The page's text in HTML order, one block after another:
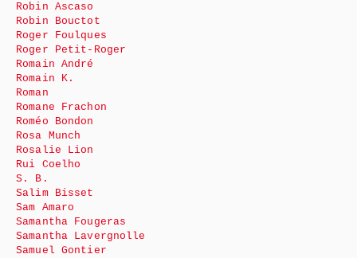
Robin Ascaso
Robin Bouctot
Roger Foulques
Roger Petit-Roger
Romain André
Romain K.
Roman
Romane Frachon
Roméo Bondon
Rosa Munch
Rosalie Lion
Rui Coelho
S. B.
Salim Bisset
Sam Amaro
Samantha Fougeras
Samantha Lavergnolle
Samuel Gontier